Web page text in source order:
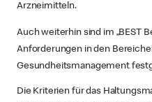
Arzneimitteln.
Auch weiterhin sind im „BEST
Anforderungen in den
Gesundheitsmanagement
Die Kriterien für das